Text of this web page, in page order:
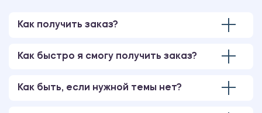
Как получить заказ?
Как быстро я смогу получить заказ?
Как быть, если нужной темы нет?